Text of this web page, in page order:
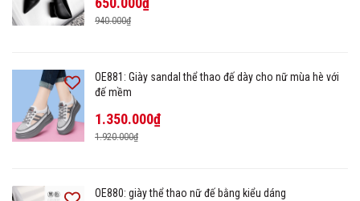
940.000₫
OE881: Giày sandal thể thao đế dày cho nữ mùa hè với
đế mềm
1.350.000₫
1.920.000₫
OE880: giày thể thao nữ đế bằng kiểu dáng